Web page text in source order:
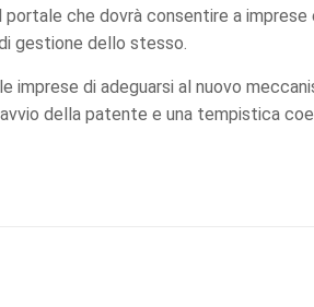
che dovrà consentire a
gestione dello stesso.
imprese di adeguarsi al nuovo
della patente e una tempistica